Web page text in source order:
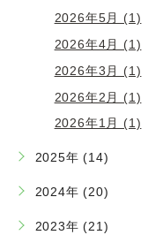
2026年5月 (1)
2026年4月 (1)
2026年3月 (1)
2026年2月 (1)
2026年1月 (1)
2025年 (14)
2024年 (20)
2023年 (21)